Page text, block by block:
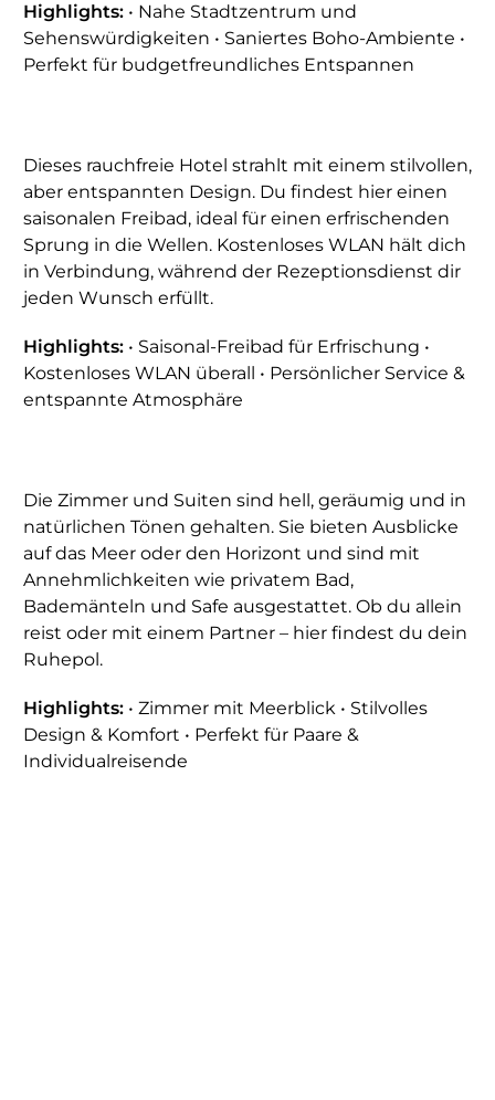
Highlights: • Nahe Stadtzentrum und
Sehenswürdigkeiten • Saniertes Boho-Ambiente •
Perfekt für budgetfreundliches Entspannen
Dieses rauchfreie Hotel strahlt mit einem stilvollen,
aber entspannten Design. Du findest hier einen
saisonalen Freibad, ideal für einen erfrischenden
Sprung in die Wellen. Kostenloses WLAN hält dich
in Verbindung, während der Rezeptionsdienst dir
jeden Wunsch erfüllt.
Highlights: • Saisonal-Freibad für Erfrischung •
Kostenloses WLAN überall • Persönlicher Service &
entspannte Atmosphäre
Die Zimmer und Suiten sind hell, geräumig und in
natürlichen Tönen gehalten. Sie bieten Ausblicke
auf das Meer oder den Horizont und sind mit
Annehmlichkeiten wie privatem Bad,
Bademänteln und Safe ausgestattet. Ob du allein
reist oder mit einem Partner – hier findest du dein
Ruhepol.
Highlights: • Zimmer mit Meerblick • Stilvolles
Design & Komfort • Perfekt für Paare &
Individualreisende